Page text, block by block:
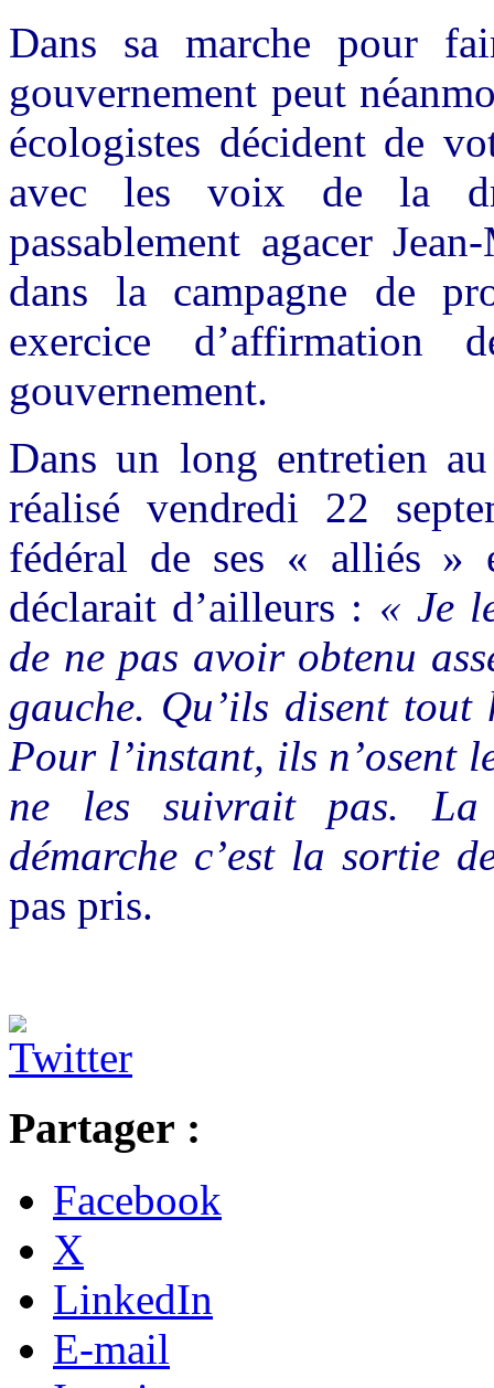
Dans sa marche pour
gouvernement peut
écologistes décident de
avec les voix de la
passablement agacer
dans la campagne de
exercice
gouvernement.
Dans un long entretien
réalisé vendredi 22
fédéral de ses « alliés »
déclarait d’ailleurs : « Je
de ne pas avoir obtenu
gauche. Qu’ils disent
Pour l’instant, ils n’osent
ne les suivrait pas. La
démarche c’est la sortie
pas pris.
Partager :
Facebook
X
LinkedIn
E-mail